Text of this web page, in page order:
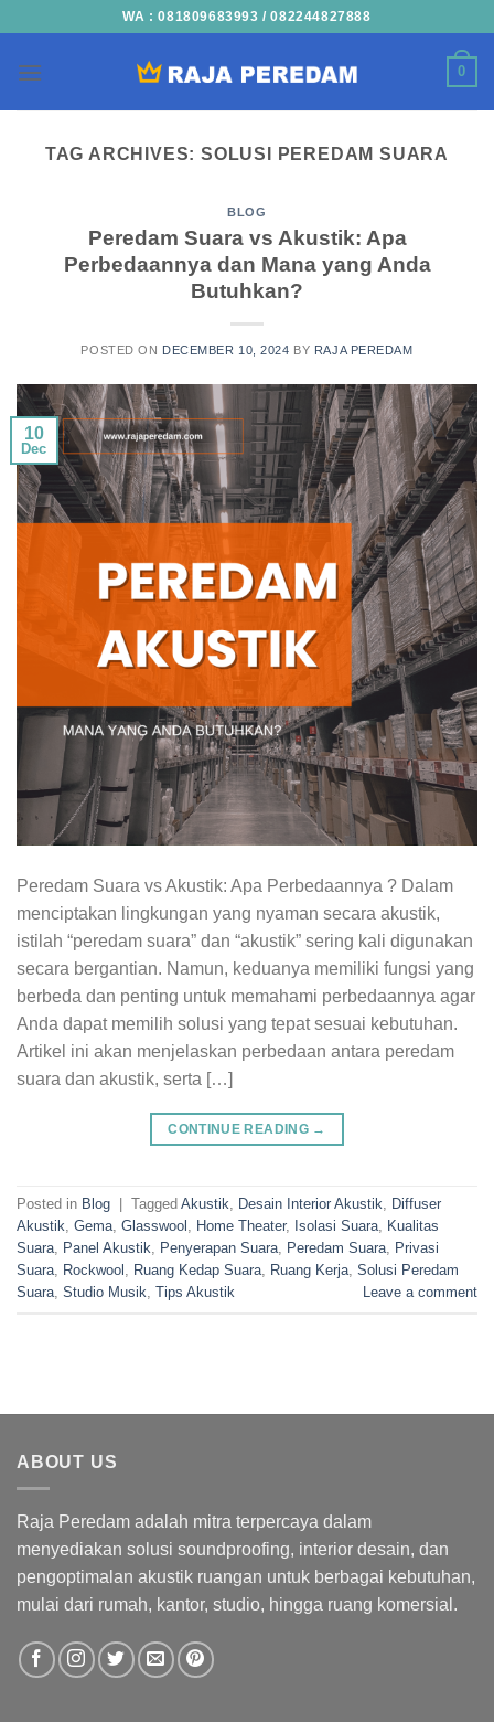
content
WA : 081809683993 / 082244827888
0
TAG ARCHIVES:SOLUSI PEREDAM SUARA
BLOG
Peredam Suara vs Akustik: Apa
Perbedaannya dan Mana yang Anda
Butuhkan?
POSTED ON DECEMBER 10, 2024 BY RAJA PEREDAM
10
Dec
Peredam Suara vs Akustik: Apa Perbedaannya ? Dalam
menciptakan lingkungan yang nyaman secara akustik,
istilah “peredam suara” dan “akustik” sering kali digunakan
secara bergantian. Namun, keduanya memiliki fungsi yang
berbeda dan penting untuk memahami perbedaannya agar
Anda dapat memilih solusi yang tepat sesuai kebutuhan.
Artikel ini akan menjelaskan perbedaan antara peredam
suara dan akustik, serta […]
CONTINUE READING →
Posted in Blog Tagged Akustik Desain Interior Akustik
Diffuser
Akustik Gema Glasswool Home Theater, Isolasi Suara
Kualitas
Suara
Panel Akustik Penyerapan Suara Peredam Suara
Privasi
Suara
Rockwool Ruang Kedap Suara Ruang Kerja Solusi Peredam
Suara Studio Musik Tips Akustik Leave a comment
ABOUT US
Raja Peredam adalah mitra terpercaya dalam
menyediakan solusi soundproofing, interior desain, dan
pengoptimalan akustik ruangan untuk berbagai kebutuhan,
mulai dari rumah, kantor, studio, hingga ruang komersial.